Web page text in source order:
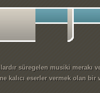
süregelen musiki merakı
kalıcı eserler vermek olan bir